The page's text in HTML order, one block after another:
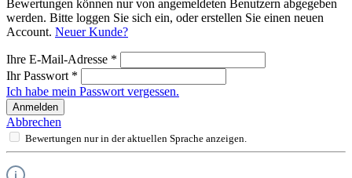
Bewertungen können nur von angemeldeten Benutzern abgegeben
werden. Bitte loggen Sie sich ein, oder erstellen Sie einen neuen
Account. Neuer Kunde?
Ihre E-Mail-Adresse *
Ihr Passwort *
Ich habe mein Passwort vergessen.
Anmelden
Abbrechen
Bewertungen nur in der aktuellen Sprache anzeigen.